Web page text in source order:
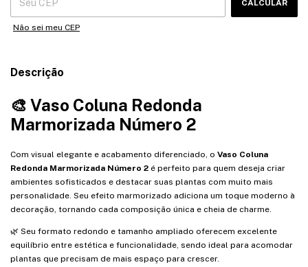
CALCULAR
Não sei meu CEP
Descrição
🎨 Vaso Coluna Redonda
Marmorizada Número 2
Com visual elegante e acabamento diferenciado, o Vaso Coluna
Redonda Marmorizada Número 2 é perfeito para quem deseja criar
ambientes sofisticados e destacar suas plantas com muito mais
personalidade. Seu efeito marmorizado adiciona um toque moderno à
decoração, tornando cada composição única e cheia de charme.
🌿 Seu formato redondo e tamanho ampliado oferecem excelente
equilíbrio entre estética e funcionalidade, sendo ideal para acomodar
plantas que precisam de mais espaço para crescer.